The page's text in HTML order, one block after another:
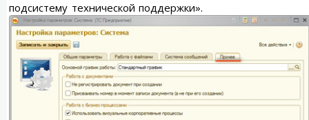
подсистему технической поддержки».